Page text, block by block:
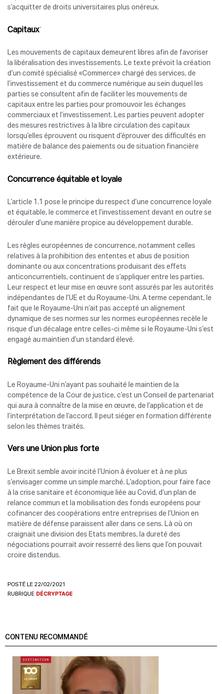
s’acquitter de droits universitaires plus onéreux.
Capitaux`
Les mouvements de capitaux demeurent libres afin de favoriser
la libéralisation des investissements. Le texte prévoit la création
d’un comité spécialisé «Commerce» chargé des services, de
l’investissement et du commerce numérique au sein duquel les
parties se consultent afin de faciliter les mouvements de
capitaux entre les parties pour promouvoir les échanges
commerciaux et l’investissement. Les parties peuvent adopter
des mesures restrictives à la libre circulation des capitaux
lorsqu’elles éprouvent ou risquent d’éprouver des difficultés en
matière de balance des paiements ou de situation financière
extérieure.
Concurrence équitable et loyale
L’article 1.1 pose le principe du respect d’une concurrence loyale
et équitable, le commerce et l’investissement devant en outre se
dérouler d’une manière propice au développement durable.
Les règles européennes de concurrence, notamment celles
relatives à la prohibition des ententes et abus de position
dominante ou aux concentrations produisant des effets
anticoncurrentiels, continuent de s’appliquer entre les parties.
Leur respect et leur mise en œuvre sont assurés par les autorités
indépendantes de l’UE et du Royaume-Uni. A terme cependant, le
fait que le Royaume-Uni n’ait pas accepté un alignement
dynamique de ses normes sur les normes européennes recèle le
risque d’un décalage entre celles-ci même si le Royaume-Uni s’est
engagé au maintien d’un standard élevé.
Règlement des différends
Le Royaume-Uni n’ayant pas souhaité le maintien de la
compétence de la Cour de justice, c’est un Conseil de partenariat
qui aura à connaître de la mise en œuvre, de l’application et de
l’interprétation de l’accord. Il peut siéger en formation différente
selon les thèmes traités.
Vers une Union plus forte
Le Brexit semble avoir incité l’Union à évoluer et à ne plus
s’envisager comme un simple marché. L’adoption, pour faire face
à la crise sanitaire et économique liée au Covid, d’un plan de
relance commun et la mobilisation des fonds européens pour
cofinancer des coopérations entre entreprises de l’Union en
matière de défense paraissent aller dans ce sens. Là où on
craignait une division des Etats membres, la dureté des
négociations pourrait avoir resserré des liens que l’on pouvait
croire distendus.
POSTÉ LE 22/02/2021
RUBRIQUE DÉCRYPTAGE
CONTENU RECOMMANDÉ